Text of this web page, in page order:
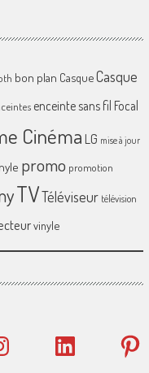
bon plan CasqueCasque
enceinte sans fil Focal
Cinéma LG mise à jour
promo promotion
TVTéléviseur télévision
vinyle
LinkedIn